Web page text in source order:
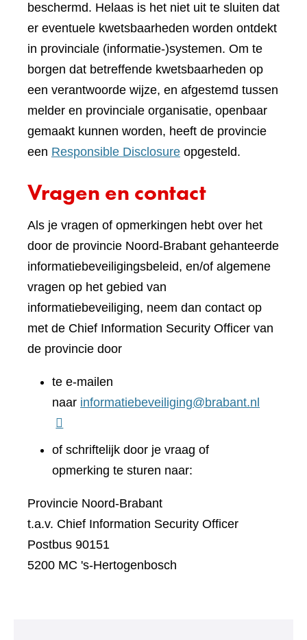
beschermd. Helaas is het niet uit te sluiten dat
er eventuele kwetsbaarheden worden ontdekt
in provinciale (informatie-)systemen. Om te
borgen dat betreffende kwetsbaarheden op
een verantwoorde wijze, en afgestemd tussen
melder en provinciale organisatie, openbaar
gemaakt kunnen worden, heeft de provincie
een Responsible Disclosure opgesteld.
Vragen en contact
Als je vragen of opmerkingen hebt over het
door de provincie Noord-Brabant gehanteerde
informatiebeveiligingsbeleid, en/of algemene
vragen op het gebied van
informatiebeveiliging, neem dan contact op
met de Chief Information Security Officer van
de provincie door
te e-mailen
naar informatiebeveiliging@brabant.nl
of schriftelijk door je vraag of
opmerking te sturen naar:
Provincie Noord-Brabant
t.a.v. Chief Information Security Officer
Postbus 90151
5200 MC 's-Hertogenbosch